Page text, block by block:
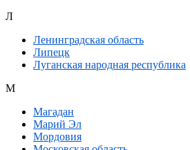
Л
Ленинградская область
Липецк
Луганская народная республика
М
Магадан
Марий Эл
Мордовия